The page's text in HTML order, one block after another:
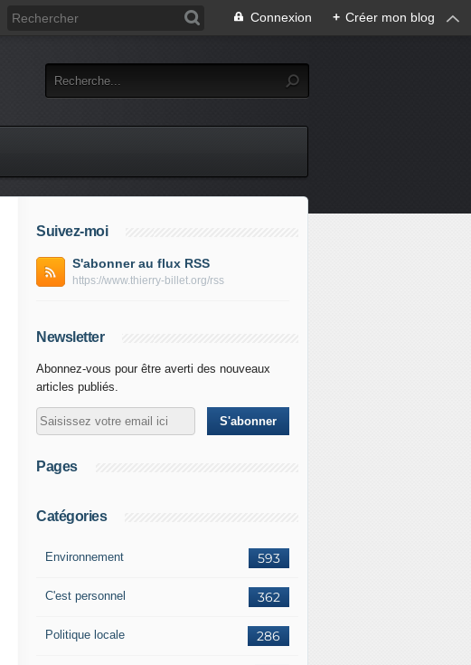
Connexion + Créer mon blog
Suivez-moi
S'abonner au flux RSS
https://www.thierry-billet.org/rss
Newsletter
Abonnez-vous pour être averti des nouveaux
articles publiés.
Pages
Catégories
593
Environnement
362
C'est personnel
286
Politique locale